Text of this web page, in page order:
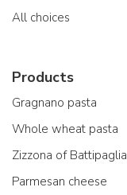
All choices
Products
Gragnano pasta
Whole wheat pasta
Zizzona of Battipaglia
Parmesan cheese